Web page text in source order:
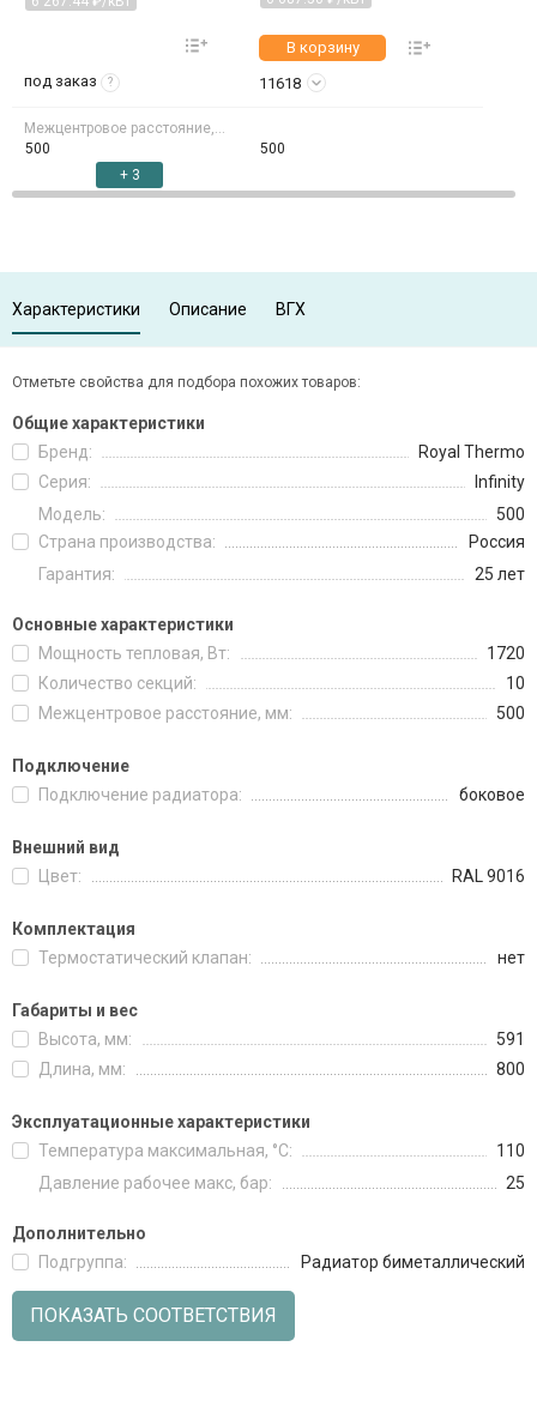
под заказ ?
В корзину
11618
Межцентровое расстояние, мм
500
500
+ 3
Характеристики Описание ВГХ
Отметьте свойства для подбора похожих товаров:
Общие характеристики
Бренд:
Royal Thermo
Серия:
Infinity
Модель:
500
Страна производства:
Россия
Гарантия:
25 лет
Основные характеристики
Мощность тепловая, Вт:
1720
Количество секций:
10
Межцентровое расстояние, мм:
500
Подключение
Подключение радиатора:
боковое
Внешний вид
Цвет:
RAL 9016
Комплектация
Термостатический клапан:
нет
Габариты и вес
Высота, мм:
591
Длина, мм:
800
Эксплуатационные характеристики
Температура максимальная, °C:
110
Давление рабочее макс, бар:
25
Дополнительно
Подгруппа:
Радиатор биметаллический
ПОКАЗАТЬ СООТВЕТСТВИЯ